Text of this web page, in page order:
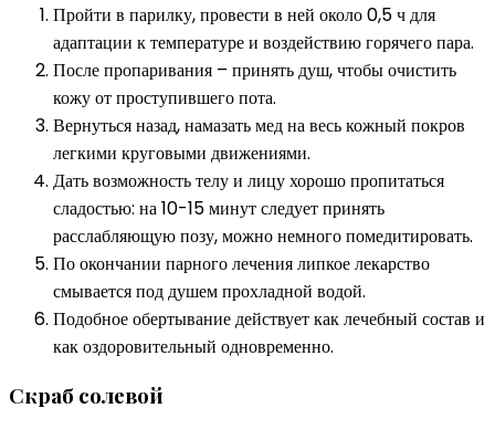
Пройти в парилку, провести в ней около 0,5 ч для
адаптации к температуре и воздействию горячего пара.
После пропаривания – принять душ, чтобы очистить
кожу от проступившего пота.
Вернуться назад, намазать мед на весь кожный покров
легкими круговыми движениями.
Дать возможность телу и лицу хорошо пропитаться
сладостью: на 10-15 минут следует принять
расслабляющую позу, можно немного помедитировать.
По окончании парного лечения липкое лекарство
смывается под душем прохладной водой.
Подобное обертывание действует как лечебный состав и
как оздоровительный одновременно.
Скраб солевой